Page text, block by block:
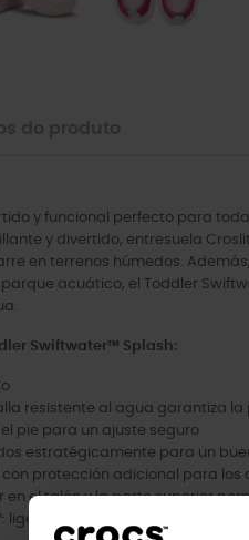
y funcional perfecto para
y divertido, entresuela
en terrenos húmedos.
parque acuático, el Toddler
Swiftwater™ Splash:
resistente al agua garantiza
pie para un ajuste seguro
estratégicamente para un
con protección adicional para
en el talón y la parte superior
ligero. Flexible. Comodidad de